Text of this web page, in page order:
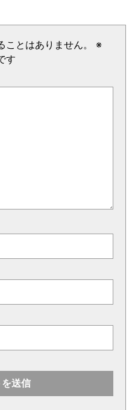
とはありません。
※
す